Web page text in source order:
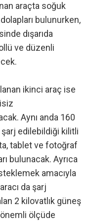
araçta soğuk
bulunurken,
dışarıda
ve düzenli
ikinci araç ise
Aynı anda 160
edilebildiği kilitli
tablet ve fotoğraf
bulunacak. Ayrıca
amacıyla
da şarj
2 kilovatlık güneş
ölçüde